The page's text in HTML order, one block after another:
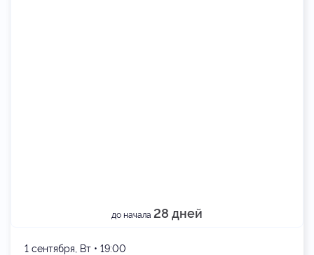
до начала 28 дней
1 сентября, Вт • 19:00